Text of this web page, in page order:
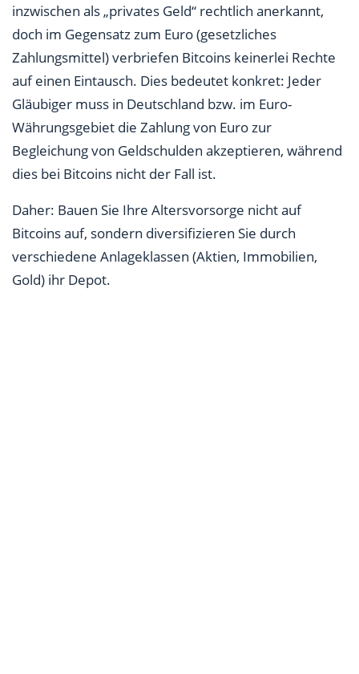
inzwischen als „privates Geld“ rechtlich anerkannt,
doch im Gegensatz zum Euro (gesetzliches
Zahlungsmittel) verbriefen Bitcoins keinerlei Rechte
auf einen Eintausch. Dies bedeutet konkret: Jeder
Gläubiger muss in Deutschland bzw. im Euro-
Währungsgebiet die Zahlung von Euro zur
Begleichung von Geldschulden akzeptieren, während
dies bei Bitcoins nicht der Fall ist.
Daher: Bauen Sie Ihre Altersvorsorge nicht auf
Bitcoins auf, sondern diversifizieren Sie durch
verschiedene Anlageklassen (Aktien, Immobilien,
Gold) ihr Depot.